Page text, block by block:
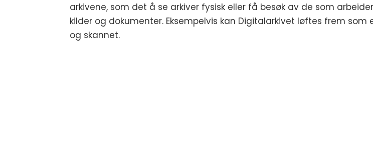
arkivene, som det å se arkiver fysisk eller få besøk av de som
kilder og dokumenter. Eksempelvis kan Digitalarkivet løftes frem
og skannet.